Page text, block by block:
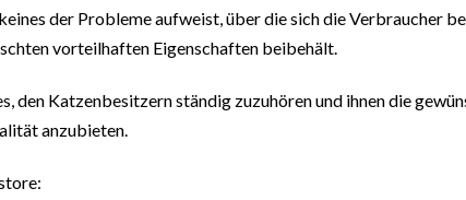
der Probleme aufweist, über die sich die Verbraucher
vorteilhaften Eigenschaften beibehält.
den Katzenbesitzern ständig zuzuhören und ihnen die
anzubieten.